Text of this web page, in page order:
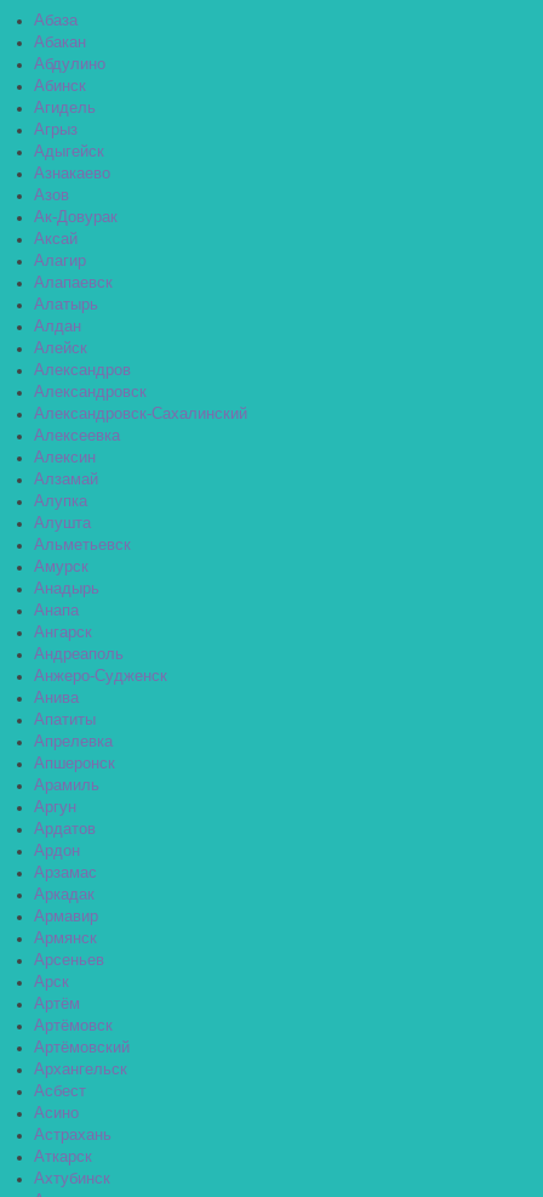
Абаза
Абакан
Абдулино
Абинск
Агидель
Агрыз
Адыгейск
Азнакаево
Азов
Ак-Довурак
Аксай
Алагир
Алапаевск
Алатырь
Алдан
Алейск
Александров
Александровск
Александровск-Сахалинский
Алексеевка
Алексин
Алзамай
Алупка
Алушта
Альметьевск
Амурск
Анадырь
Анапа
Ангарск
Андреаполь
Анжеро-Судженск
Анива
Апатиты
Апрелевка
Апшеронск
Арамиль
Аргун
Ардатов
Ардон
Арзамас
Аркадак
Армавир
Армянск
Арсеньев
Арск
Артём
Артёмовск
Артёмовский
Архангельск
Асбест
Асино
Астрахань
Аткарск
Ахтубинск